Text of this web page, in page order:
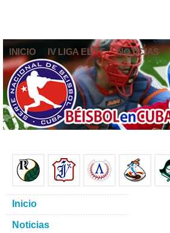
INICIO IV LIGA ELITE NOTICIAS
Inicio
Noticias